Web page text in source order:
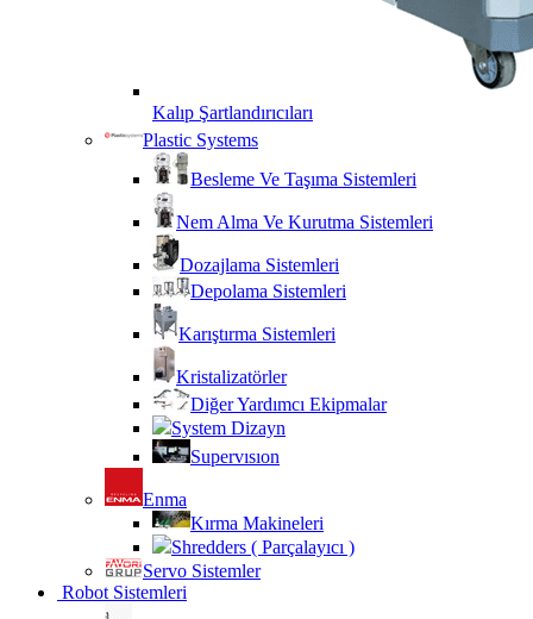
Kalıp Şartlandırıcıları
Plastic Systems
Besleme Ve Taşıma Sistemleri
Nem Alma Ve Kurutma Sistemleri
Dozajlama Sistemleri
Depolama Sistemleri
Karıştırma Sistemleri
Kristalizatörler
Diğer Yardımcı Ekipmalar
System Dizayn
Supervısıon
Enma
Kırma Makineleri
Shredders ( Parçalayıcı )
Servo Sistemler
Robot Sistemleri